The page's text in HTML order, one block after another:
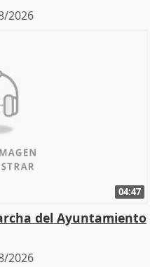
2026
04:47
del Ayuntamiento
2026